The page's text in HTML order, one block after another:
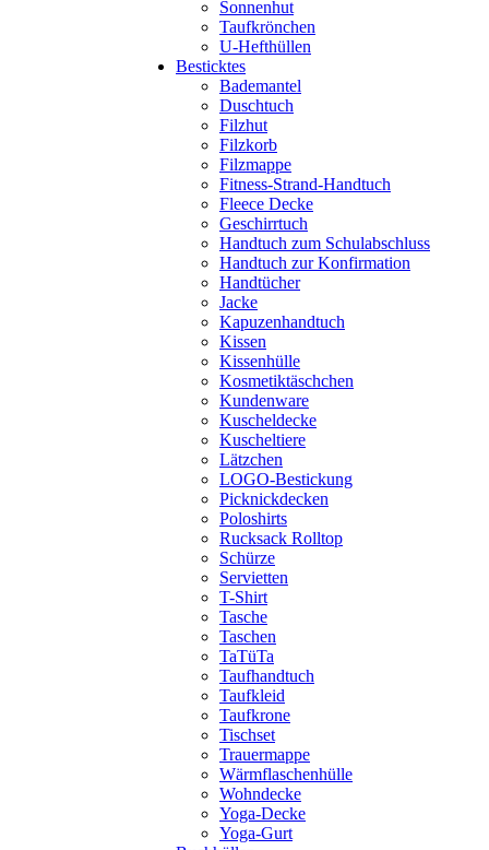
Sonnenhut
Taufkrönchen
U-Hefthüllen
Besticktes
Bademantel
Duschtuch
Filzhut
Filzkorb
Filzmappe
Fitness-Strand-Handtuch
Fleece Decke
Geschirrtuch
Handtuch zum Schulabschluss
Handtuch zur Konfirmation
Handtücher
Jacke
Kapuzenhandtuch
Kissen
Kissenhülle
Kosmetiktäschchen
Kundenware
Kuscheldecke
Kuscheltiere
Lätzchen
LOGO-Bestickung
Picknickdecken
Poloshirts
Rucksack Rolltop
Schürze
Servietten
T-Shirt
Tasche
Taschen
TaTüTa
Taufhandtuch
Taufkleid
Taufkrone
Tischset
Trauermappe
Wärmflaschenhülle
Wohndecke
Yoga-Decke
Yoga-Gurt